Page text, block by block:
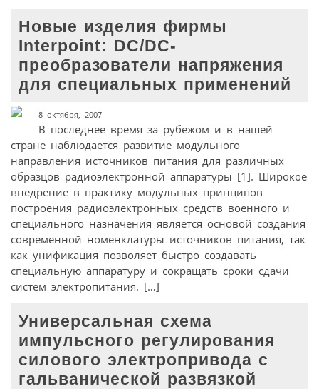
Новые изделия фирмы
Interpoint: DC/DC-
преобразователи напряжения
для специальных применений
8 октября, 2007
В последнее время за рубежом и в нашей
стране наблюдается развитие модульного
направления источников питания для различных
образцов радиоэлектронной аппаратуры [1]. Широкое
внедрение в практику модульных принципов
построения радиоэлектронных средств военного и
специального назначения является основой создания
современной номенклатуры источников питания, так
как унификация позволяет быстро создавать
специальную аппаратуру и сокращать сроки сдачи
систем электропитания. […]
Универсальная схема
импульсного регулирования
силового электропривода с
гальванической развязкой